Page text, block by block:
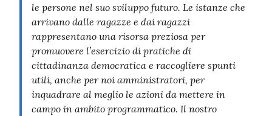
le persone nel suo sviluppo futuro. Le istanze che
arrivano dalle ragazze e dai ragazzi
rappresentano una risorsa preziosa per
promuovere l’esercizio di pratiche di
cittadinanza democratica e raccogliere spunti
utili, anche per noi amministratori, per
inquadrare al meglio le azioni da mettere in
campo in ambito programmatico. Il nostro